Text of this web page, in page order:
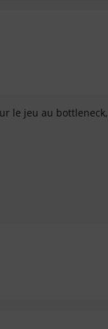
le jeu au bottleneck,